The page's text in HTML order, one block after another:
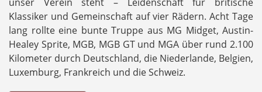
Klassiker und Gemeinschaft auf vier Rädern. Acht Tage
lang rollte eine bunte Truppe aus MG Midget, Austin-
Healey Sprite, MGB, MGB GT und MGA über rund 2.100
Kilometer durch Deutschland, die Niederlande, Belgien,
Luxemburg, Frankreich und die Schweiz.